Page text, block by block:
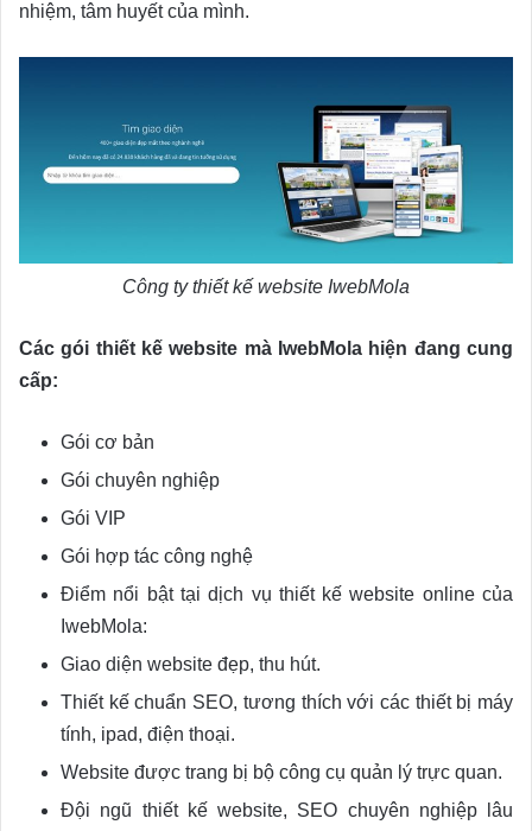
nhiệm, tâm huyết của mình.
Công ty thiết kế website IwebMola
Các gói thiết kế website mà IwebMola hiện đang cung
cấp:
Gói cơ bản
Gói chuyên nghiệp
Gói VIP
Gói hợp tác công nghệ
Điểm nổi bật tại dịch vụ thiết kế website online của
IwebMola:
Giao diện website đẹp, thu hút.
Thiết kế chuẩn SEO, tương thích với các thiết bị máy
tính, ipad, điện thoại.
Website được trang bị bộ công cụ quản lý trực quan.
Đội ngũ thiết kế website, SEO chuyên nghiệp lâu